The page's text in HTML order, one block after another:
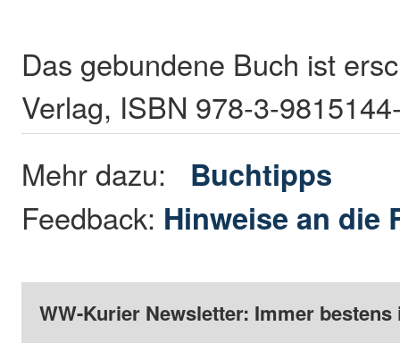
Das gebundene Buch ist
Verlag, ISBN 978-3-
Mehr dazu: Buchtipps
Feedback: Hinweise an die
WW-Kurier Newsletter: Immer